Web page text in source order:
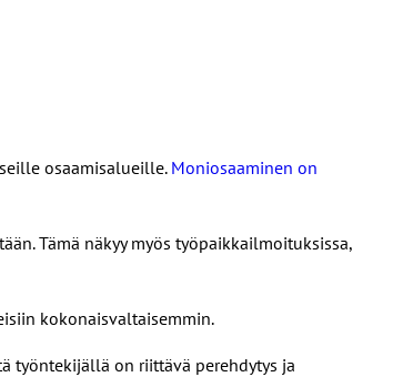
osaamisalueille. Moniosaaminen on
Tämä näkyy myös työpaikkailmoituksissa,
kokonaisvaltaisemmin.
työntekijällä on riittävä perehdytys ja